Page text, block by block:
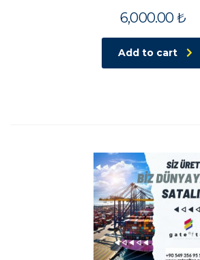
6,000.00₺
Add to cart